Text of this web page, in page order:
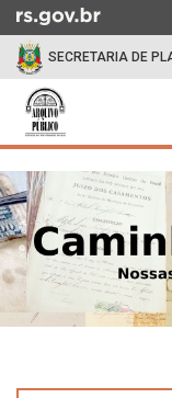
para
conteúdo
para
o
menu
Ir
para
a
busca
SECRETARIA DE
do
conteúdo